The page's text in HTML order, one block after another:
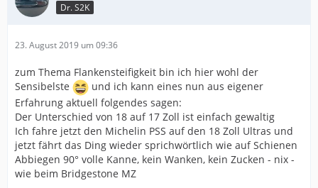
Dr. S2K
23. August 2019 um 09:36
zum Thema Flankensteifigkeit bin ich hier wohl der
Sensibelste
und ich kann eines nun aus eigener
Erfahrung aktuell folgendes sagen:
Der Unterschied von 18 auf 17 Zoll ist einfach gewaltig
Ich fahre jetzt den Michelin PSS auf den 18 Zoll Ultras und
jetzt fährt das Ding wieder sprichwörtlich wie auf Schienen
Abbiegen 90° volle Kanne, kein Wanken, kein Zucken - nix -
wie beim Bridgestone MZ